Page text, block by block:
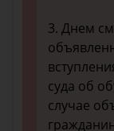
3. Днем
суда об
случае